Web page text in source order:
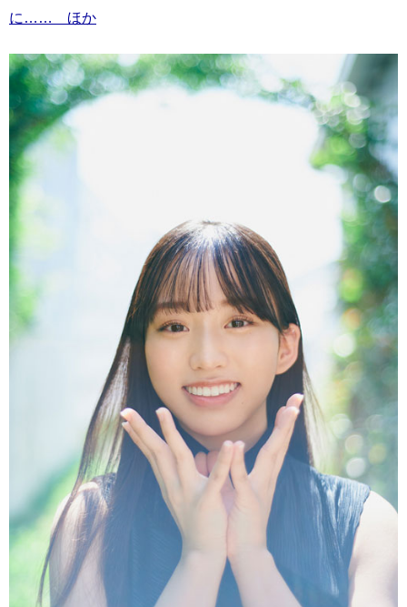
に…… ほか